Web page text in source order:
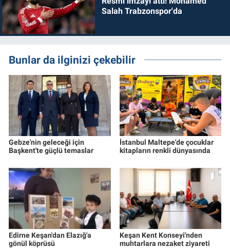
Salah Trabzonspor'da
Bunlar da ilginizi çekebilir
Gebze'nin geleceği için
Başkent'te güçlü temaslar
İstanbul Maltepe'de çocuklar
kitapların renkli dünyasında
Edirne Keşan'dan Elazığ'a
gönül köprüsü
Keşan Kent Konseyi'nden
muhtarlara nezaket ziyareti